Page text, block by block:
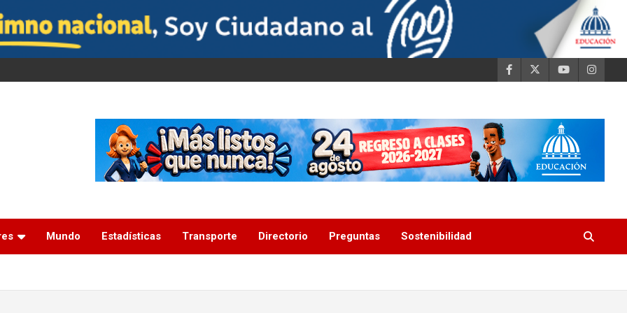
Mundo Estadísticas Transporte Directorio Preguntas Sostenibilidad